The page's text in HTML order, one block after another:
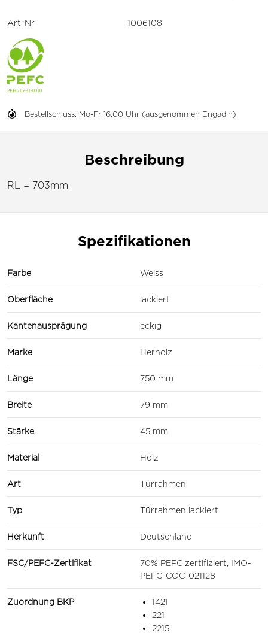
Bestellschluss: Mo-Fr 16:00 Uhr (ausgenommen Engadin)
Art-Nr 1006108
Beschreibung
RL = 703mm
Spezifikationen
Farbe Weiss
Oberfläche lackiert
Kantenausprägung eckig
Marke Herholz
Länge 750 mm
Breite 79 mm
Stärke 45 mm
Material Holz
Art Türrahmen
Typ Türrahmen lackiert
Herkunft Deutschland
FSC/PEFC-Zertifikat
70% PEFC zertifiziert, IMO-
PEFC-COC-021128
Zuordnung BKP
1421
221
2215